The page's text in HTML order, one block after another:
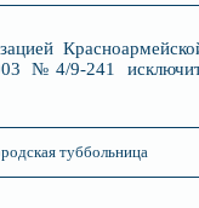
№4/9-241
туббольница